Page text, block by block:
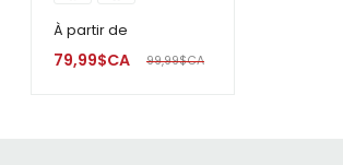
À partir de
79,99$CA 99,99$CA